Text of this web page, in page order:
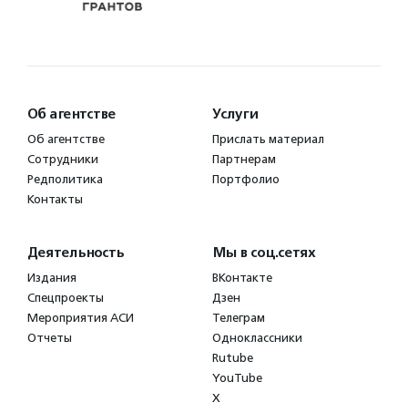
Об агентстве
Об агентстве
Сотрудники
Редполитика
Контакты
Услуги
Прислать материал
Партнерам
Портфолио
Деятельность
Издания
Спецпроекты
Мероприятия АСИ
Отчеты
Мы в соц.сетях
ВКонтакте
Дзен
Телеграм
Одноклассники
Rutube
YouTube
X